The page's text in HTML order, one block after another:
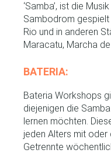
‘Samba’, ist die
Sambodrom
Rio und in anderen
Maracatu, Marcha
BATERIA:
Bateria Workshops
diejenigen die
lernen möchten.
jeden Alters mit oder
Getrennte